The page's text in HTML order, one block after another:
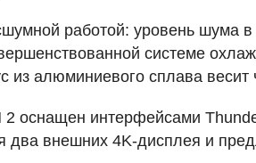
работой: уровень шума
системе
из алюминиевого сплава
2 оснащен интерфейсами
два внешних 4K-дисплея и